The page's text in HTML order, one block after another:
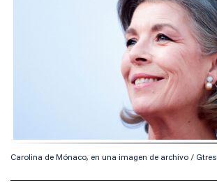
Carolina de Mónaco, en una imagen de archivo / Gtres